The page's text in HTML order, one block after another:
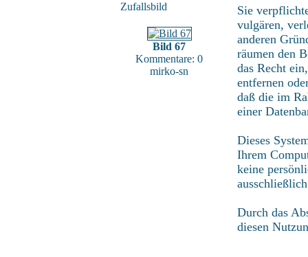
Zufallsbild
Bild 67
Kommentare: 0
mirko-sn
Sie
vulgären,
anderen
räumen den
das Recht
entfernen
daß die im
einer
Dieses
Ihrem
keine
Durch das
diesen